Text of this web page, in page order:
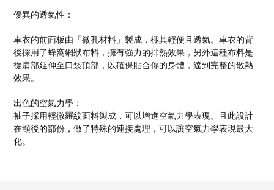
優異的透氣性：
車衣的前面板由「微孔材料」製成，極其輕便且透氣。車衣的背
後採用了蜂窩網狀布料，擁有強力的排熱效果，另外這種布料是
從肩部延伸至口袋頂部，以確保貼合你的身體，達到完整的散熱
效果。
出色的空氣力學：
袖子採用輕微羅紋面料製成，可以增進空氣力學表現。且此設計
在頸後的部份，做了特殊的連接處理，可以讓空氣力學表現最大
化。